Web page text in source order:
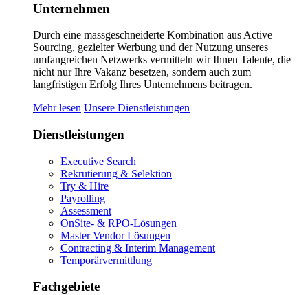
Unternehmen
Durch eine massgeschneiderte Kombination aus Active
Sourcing, gezielter Werbung und der Nutzung unseres
umfangreichen Netzwerks vermitteln wir Ihnen Talente, die
nicht nur Ihre Vakanz besetzen, sondern auch zum
langfristigen Erfolg Ihres Unternehmens beitragen.
Mehr lesen Unsere Dienstleistungen
Dienstleistungen
Executive Search
Rekrutierung & Selektion
Try & Hire
Payrolling
Assessment
OnSite- & RPO-Lösungen
Master Vendor Lösungen
Contracting & Interim Management
Temporärvermittlung
Fachgebiete